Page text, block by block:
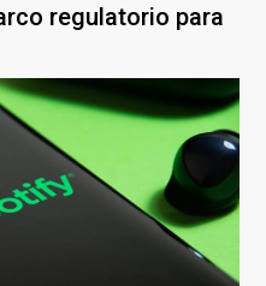
regulatorio para